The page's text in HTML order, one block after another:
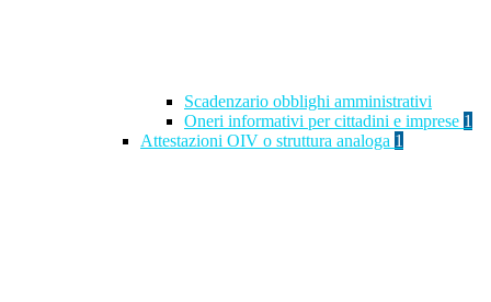
Scadenzario obblighi amministrativi
Oneri informativi per cittadini e imprese 1
Attestazioni OIV o struttura analoga 1